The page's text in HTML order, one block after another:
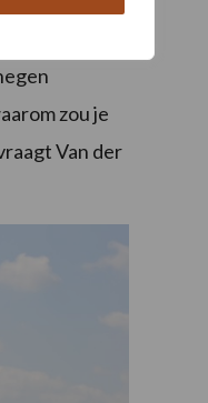
zou je
Van der